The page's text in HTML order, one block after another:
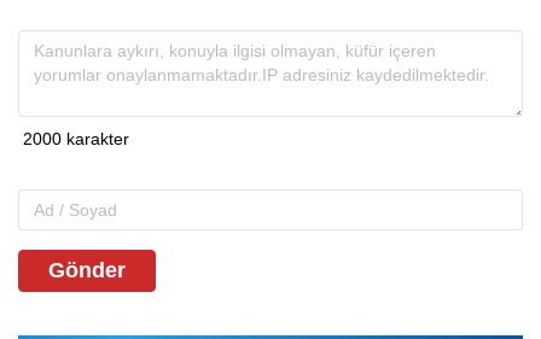
Gönder